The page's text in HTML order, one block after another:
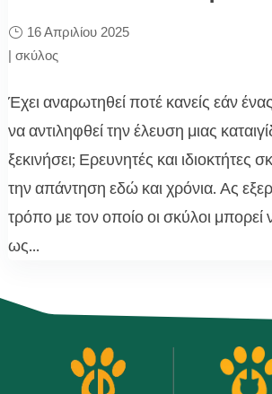
16 Απριλίου 2025
| σκύλος
Έχει αναρωτηθεί ποτέ κανείς εάν
να αντιληφθεί την έλευση μιας
ξεκινήσει; Ερευνητές και ιδιοκτήτες
την απάντηση εδώ και χρόνια. Ας
τρόπο με τον οποίο οι σκύλοι μπορεί
ως...